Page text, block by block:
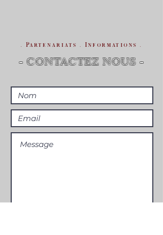
. Partenariats . Informations .
- CONTACTEZ NOUS -